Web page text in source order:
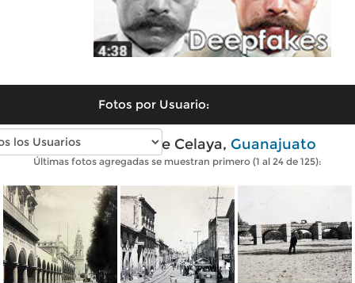
Fotos por Usuario:
Fotos antiguas de Celaya, Guanajuato
Últimas fotos agregadas se muestran primero (1 al 24 de 125):